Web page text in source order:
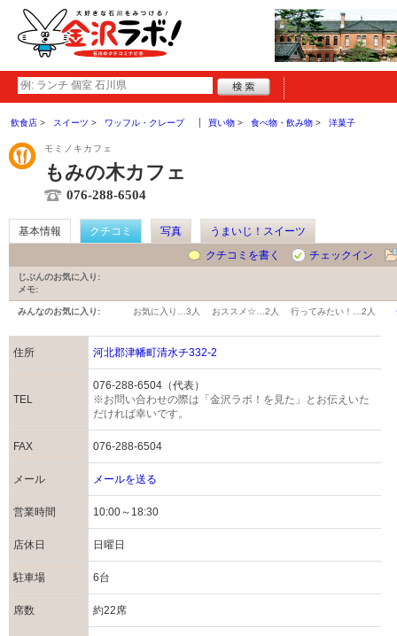
飲食店 スイーツ ワッフル・クレープ 買い物 食べ物・飲み物 洋菓子
モミノキカフェ
もみの木カフェ
076-288-6504
基本情報 クチコミ 写真
うまいじ！スイーツ
クチコミを書く
チェックイン
じぶんのお気に入り:
メモ:
みんなのお気に入り: お気に入り… 3人 おススメ☆… 2人 行ってみたい！… 2人
住所 河北郡津幡町清水チ332-2
TEL
076-288-6504（代表）
※お問い合わせの際は「金沢ラボ！を見た」とお伝えいた
だければ幸いです。
FAX 076-288-6504
メール メールを送る
営業時間 10:00～18:30
店休日 日曜日
駐車場 6台
席数 約22席